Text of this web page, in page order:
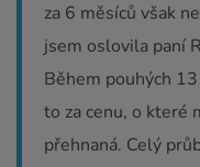
za 6 měsíců však
jsem oslovila paní
Během pouhých
to za cenu, o které
přehnaná. Celý